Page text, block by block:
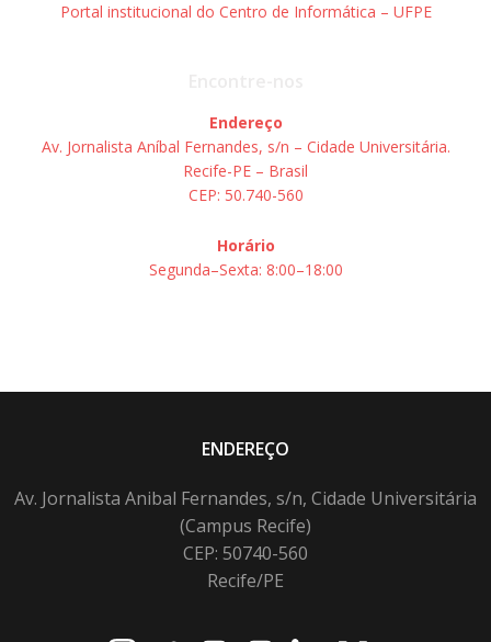
Portal institucional do Centro de Informática – UFPE
Endereço
Av. Jornalista Aníbal Fernandes, s/n – Cidade Universitária.
Recife-PE – Brasil
CEP: 50.740-560
Horário
Segunda–Sexta: 8:00–18:00
ENDEREÇO
Av. Jornalista Anibal Fernandes, s/n, Cidade Universitária
(Campus Recife)
CEP: 50740-560
Recife/PE